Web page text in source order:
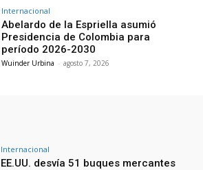
Internacional
Abelardo de la Espriella asumió
Presidencia de Colombia para
período 2026-2030
Wuinder Urbina - agosto 7, 2026
Internacional
EE.UU. desvía 51 buques mercantes